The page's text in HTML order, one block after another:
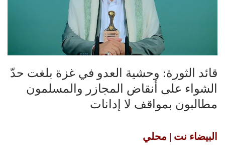
قائد الثورة: وحشية العدو في غزة بلغت حدّ
الشواء على أنقاض المجازر والمسلمون
مطالبون بمواقف لا إدانات
البيضاء نت | محلي